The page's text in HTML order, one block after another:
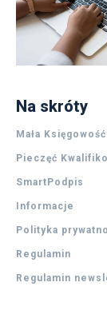
Na skróty
Mała Księgowość
Pieczęć
SmartPodpis
Informacje
Polityka
Regulamin
Regulamin